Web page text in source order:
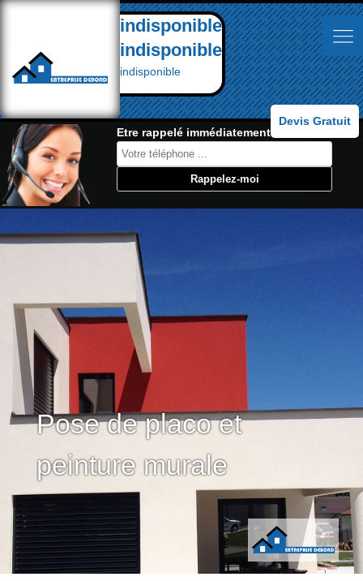
indisponible
indisponible
indisponible
Devis Gratuit
Etre rappelé immédiatement:
Pose de placo et
peinture murale